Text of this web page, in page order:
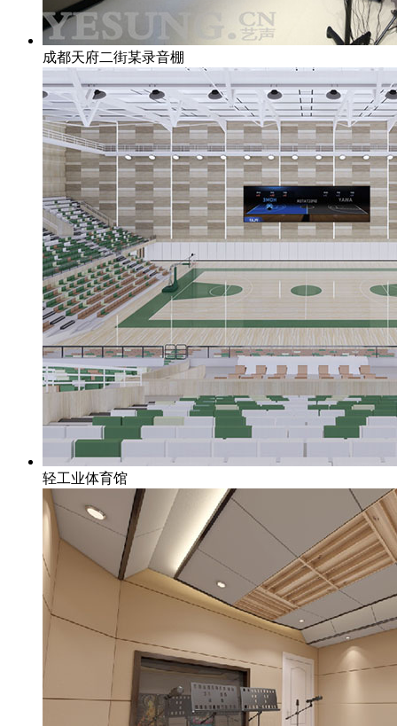
成都天府二街某录音棚
轻工业体育馆